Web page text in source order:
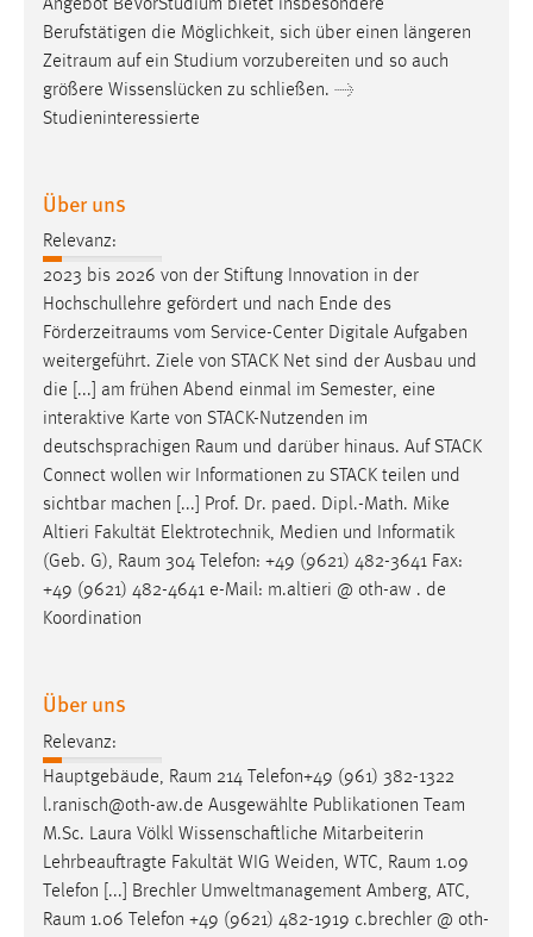
Angebot BeVorStudium bietet insbesondere
Berufstätigen die Möglichkeit, sich über einen längeren
Zeitraum auf ein Studium vorzubereiten und so auch
größere Wissenslücken zu schließen. →
Studieninteressierte
Über uns
Relevanz:
2023 bis 2026 von der Stiftung Innovation in der
Hochschullehre gefördert und nach Ende des
Förderzeitraums vom Service-Center Digitale Aufgaben
weitergeführt. Ziele von STACK Net sind der Ausbau und
die [...] am frühen Abend einmal im Semester, eine
interaktive Karte von STACK-Nutzenden im
deutschsprachigen Raum und darüber hinaus. Auf STACK
Connect wollen wir Informationen zu STACK teilen und
sichtbar machen [...] Prof. Dr. paed. Dipl.-Math. Mike
Altieri Fakultät Elektrotechnik, Medien und Informatik
(Geb. G), Raum 304 Telefon: +49 (9621) 482-3641 Fax:
+49 (9621) 482-4641 e-Mail: m.altieri @ oth-aw . de
Koordination
Über uns
Relevanz:
Hauptgebäude, Raum 214 Telefon+49 (961) 382-1322
l.ranisch@oth-aw.de Ausgewählte Publikationen Team
M.Sc. Laura Völkl Wissenschaftliche Mitarbeiterin
Lehrbeauftragte Fakultät WIG Weiden, WTC, Raum 1.09
Telefon [...] Brechler Umweltmanagement Amberg, ATC,
Raum 1.06 Telefon +49 (9621) 482-1919 c.brechler @ oth-
Performance
Zweck:
gespeichert, ob man eingeloggt ist.
Sprachpräferenz
Name:
site-language-preference
Zweck:
Das Cookie speichert die gewählte Sprache der Website.
Cookie Laufzeit:
30 Tage
Chat
chat-frame-style-5e9dbeb1811c0446
Zweck:
Wird benötigt um die Chatfunktion nutzen zu können.
Cookie Laufzeit:
5e9dbeb1811c0446 = Sitzungslaufzeit, mibew_locale = 3
Jahre, MIBEW_UserID = 1 Jahr